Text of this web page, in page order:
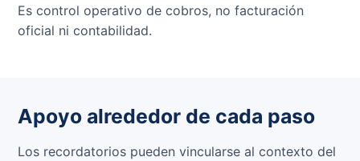
Es control operativo de cobros, no facturación
oficial ni contabilidad.
Apoyo alrededor de cada paso
Los recordatorios pueden vincularse al contexto del